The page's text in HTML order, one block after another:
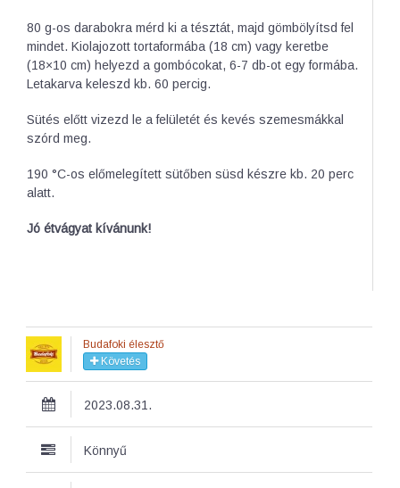
80 g-os darabokra mérd ki a tésztát, majd gömbölyítsd fel
mindet. Kiolajozott tortaformába (18 cm) vagy keretbe
(18×10 cm) helyezd a gombócokat, 6-7 db-ot egy formába.
Letakarva keleszd kb. 60 percig.
Sütés előtt vizezd le a felületét és kevés szemesmákkal
szórd meg.
190 °C-os előmelegített sütőben süsd készre kb. 20 perc
alatt.
Jó étvágyat kívánunk!
Budafoki élesztő
Követés
2023.08.31.
Könnyű